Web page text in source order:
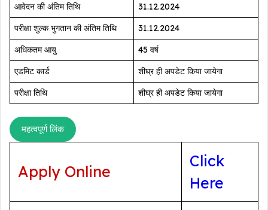
आवेदन की अंतिम तिथि
31.12.2024
परीक्षा शुल्क भुगतान की अंतिम तिथि
31.12.2024
अधिकतम आयु
45 वर्ष
एडमिट कार्ड
शीघ्र ही अपडेट किया जायेगा
परीक्षा तिथि
शीघ्र ही अपडेट किया जायेगा
महत्वपूर्ण लिंक
Apply Online
Click
Here